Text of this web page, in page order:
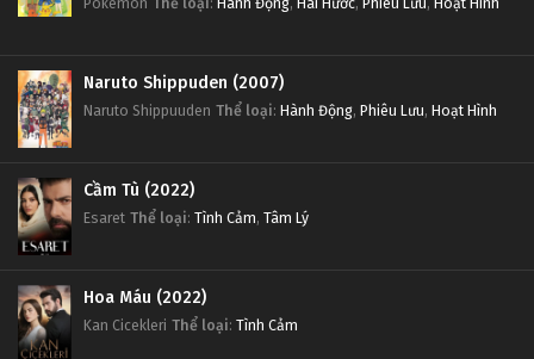
Naruto Shippuden (2007)
Naruto Shippuuden Thể loại: Hành Động, Phiêu Lưu, Hoạt Hình
Cầm Tù (2022)
Esaret Thể loại: Tình Cảm, Tâm Lý
Hoa Máu (2022)
Kan Cicekleri Thể loại: Tình Cảm